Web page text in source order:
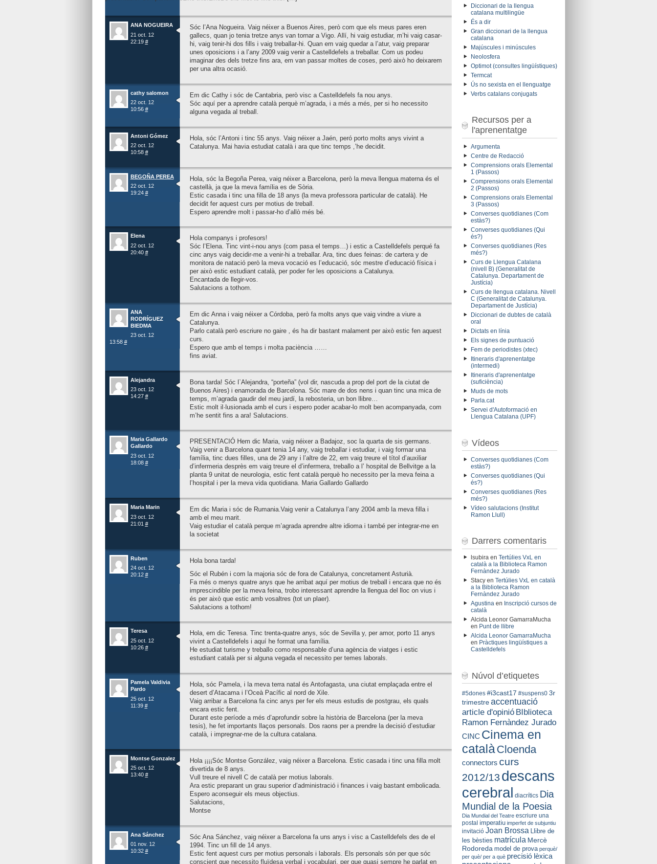
ANA NOGUEIRA
21 oct. 12
22:19 #
Sóc l’Ana Nogueira. Vaig néixer a Buenos Aires, però com que els meus pares eren
gallecs, quan jo tenia tretze anys van tornar a Vigo. Allí, hi vaig estudiar, m’hi vaig casar-
hi, vaig tenir-hi dos fills i vaig treballar-hi. Quan em vaig quedar a l’atur, vaig preparar
unes oposicions i a l’any 2009 vaig venir a Castelldefels a treballar. Com us podeu
imaginar des dels tretze fins ara, em van passar moltes de coses, peró això ho deixarem
per una altra ocasió.
cathy salomon
22 oct. 12
10:56 #
Em dic Cathy i sóc de Cantabria, però visc a Castelldefels fa nou anys.
Sóc aquí per a aprendre català perquè m’agrada, i a més a més, per si ho necessito
alguna vegada al treball.
Antoni Gómez
22 oct. 12
10:58 #
Hola, sóc l’Antoni i tinc 55 anys. Vaig néixer a Jaén, peró porto molts anys vivint a
Catalunya. Mai havia estudiat català i ara que tinc temps ,’he decidit.
BEGOÑA PEREA
22 oct. 12
19:24 #
Hola, sóc la Begoña Perea, vaig néixer a Barcelona, però la meva llengua materna és el
castellà, ja que la meva família es de Sòria.
Estic casada i tinc una filla de 18 anys (la meva professora particular de català). He
decidit fer aquest curs per motius de treball.
Espero aprendre molt i passar-ho d’allò més bé.
Elena
22 oct. 12
20:40 #
Hola companys i profesors!
Sóc l’Elena. Tinc vint-i-nou anys (com pasa el temps…) i estic a Castelldefels perqué fa
cinc anys vaig decidir-me a venir-hi a treballar. Ara, tinc dues feinas: de cartera y de
monitora de natació però la meva vocació es l’educació, sóc mestre d’educació física i
per això estic estudiant català, per poder fer les oposicions a Catalunya.
Encantada de llegir-vos.
Salutacions a tothom.
ANA
RODRÍGUEZ
BIEDMA
23 oct. 12
13:58 #
Em dic Anna i vaig néixer a Córdoba, però fa molts anys que vaig vindre a viure a
Catalunya.
Parlo català però escriure no gaire , és ha dir bastant malament per això estic fen aquest
curs.
Espero que amb el temps i molta paciència ……
fins aviat.
Alejandra
23 oct. 12
14:27 #
Bona tarda! Sóc l`Alejandra, “porteña” (vol dir, nascuda a prop del port de la ciutat de
Buenos Aires) i enamorada de Barcelona. Sóc mare de dos nens i quan tinc una mica de
temps, m’agrada gaudir del meu jardí, la rebosteria, un bon llibre…
Estic molt il·lusionada amb el curs i espero poder acabar-lo molt ben acompanyada, com
m’he sentit fins a ara! Salutacions.
Maria Gallardo
Gallardo
23 oct. 12
18:08 #
PRESENTACIÓ Hem dic Maria, vaig néixer a Badajoz, soc la quarta de sis germans.
Vaig venir a Barcelona quant tenia 14 any, vaig treballar i estudiar, i vaig formar una
família, tinc dues filles, una de 29 any i l’altre de 22, em vaig treure el títol d’auxiliar
d’infermeria desprès em vaig treure el d’infermera, treballo a l’ hospital de Bellvitge a la
planta 9 unitat de neurologia, estic fent català perquè ho necessito per la meva feina a
l’hospital i per la meva vida quotidiana. Maria Gallardo Gallardo
Maria Marin
23 oct. 12
21:01 #
Em dic Maria i sóc de Rumania.Vaig venir a Catalunya l’any 2004 amb la meva filla i
amb el meu marit.
Vaig estudiar el català perque m’agrada aprendre altre idioma i també per integrar-me en
la societat
Ruben
24 oct. 12
20:12 #
Hola bona tarda!
Sóc el Rubén i com la majoria sóc de fora de Catalunya, concretament Asturià.
Fa més o menys quatre anys que he arribat aquí per motius de treball i encara que no és
imprescindible per la meva feina, trobo interessant aprendre la llengua del lloc on vius i
és per això que estic amb vosaltres (tot un plaer).
Salutacions a tothom!
Teresa
25 oct. 12
10:26 #
Hola, em dic Teresa. Tinc trenta-quatre anys, sóc de Sevilla y, per amor, porto 11 anys
vivint a Castelldefels i aquí he format una família.
He estudiat turisme y treballo como responsable d’una agència de viatges i estic
estudiant català per si alguna vegada el necessito per temes laborals.
Pamela Valdivia
Pardo
25 oct. 12
11:39 #
Hola, sóc Pamela, i la meva terra natal és Antofagasta, una ciutat emplaçada entre el
desert d’Atacama i l’Oceà Pacífic al nord de Xile.
Vaig arribar a Barcelona fa cinc anys per fer els meus estudis de postgrau, els quals
encara estic fent.
Durant este període a més d’aprofundir sobre la història de Barcelona (per la meva
tesis), he fet importants llaços personals. Dos raons per a prendre la decisió d’estudiar
català, i impregnar-me de la cultura catalana.
Montse Gonzalez
25 oct. 12
13:40 #
Hola ¡¡¡¡Sóc Montse González, vaig néixer a Barcelona. Estic casada i tinc una filla molt
divertida de 8 anys.
Vull treure el nivell C de català per motius laborals.
Ara estic preparant un grau superior d’administració i finances i vaig bastant embolicada.
Espero aconseguir els meus objectius.
Salutacions,
Montse
Ana Sánchez
01 nov. 12
10:32 #
Sóc Ana Sánchez, vaig néixer a Barcelona fa uns anys i visc a Castelldefels des de el
1994. Tinc un fill de 14 anys.
Estic fent aquest curs per motius personals i laborals. Els personals són per que sóc
conscient que necessito fluïdesa verbal i vocabulari, per que quasi sempre he parlat en
Diccionari de la llengua
catalana multilingüe
És a dir
Gran diccionari de la llengua
catalana
Majúscules i minúscules
Neolosfera
Optimot (consultes lingüístiques)
Termcat
Ús no sexista en el llenguatge
Verbs catalans conjugats
Recursos per a
l'aprenentatge
Argumenta
Centre de Redacció
Comprensions orals Elemental
1 (Passos)
Comprensions orals Elemental
2 (Passos)
Comprensions orals Elemental
3 (Passos)
Converses quotidianes (Com
estàs?)
Converses quotidianes (Qui
és?)
Converses quotidianes (Res
més?)
Curs de Llengua Catalana
(nivell B) (Generalitat de
Catalunya. Departament de
Justícia)
Curs de llengua catalana. Nivell
C (Generalitat de Catalunya.
Departament de Justícia)
Diccionari de dubtes de català
oral
Dictats en línia
Els signes de puntuació
Fem de periodistes (xtec)
Itineraris d'aprenentatge
(intermedi)
Itineraris d'aprenentatge
(suficiència)
Muds de mots
Parla.cat
Servei d'Autoformació en
Llengua Catalana (UPF)
Vídeos
Converses quotidianes (Com
estàs?)
Converses quotidianes (Qui
és?)
Converses quotidianes (Res
més?)
Vídeo salutacions (Institut
Ramon Llull)
Darrers comentaris
lsubiraen Tertúlies VxL en
català a la Biblioteca Ramon
Fernàndez Jurado
Stacyen Tertúlies VxL en català
a la Biblioteca Ramon
Fernàndez Jurado
Agustinaen Inscripció cursos de
català
Alcida Leonor GamarraMucha
en Punt de llibre
Alcida Leonor GamarraMucha
en Pràctiques lingüístiques a
Castelldefels
Núvol d’etiquetes
#5dones #i3cast17 #suspens0 3r
trimestre accentuació
article d'opinió BIblioteca
Ramon Fernàndez Jurado
CINC Cinema en
catalàCloenda
connectors curs
2012/13 descans
cerebral diacrítics Dia
Mundial de la Poesia
Dia Mundial del Teatre escriure una
postal imperatiu imperfet de subjuntiu
invitació Joan Brossa
Llibre de
les bèsties matrícula Mercè
Rodoreda model de prova perquè/
per què/ per a què precisió lèxica